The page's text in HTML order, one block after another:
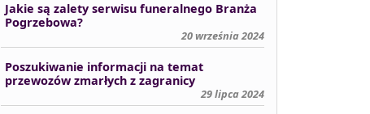
Jakie są zalety serwisu funeralnego Branża
Pogrzebowa?
20 września 2024
Poszukiwanie informacji na temat
przewozów zmarłych z zagranicy
29 lipca 2024